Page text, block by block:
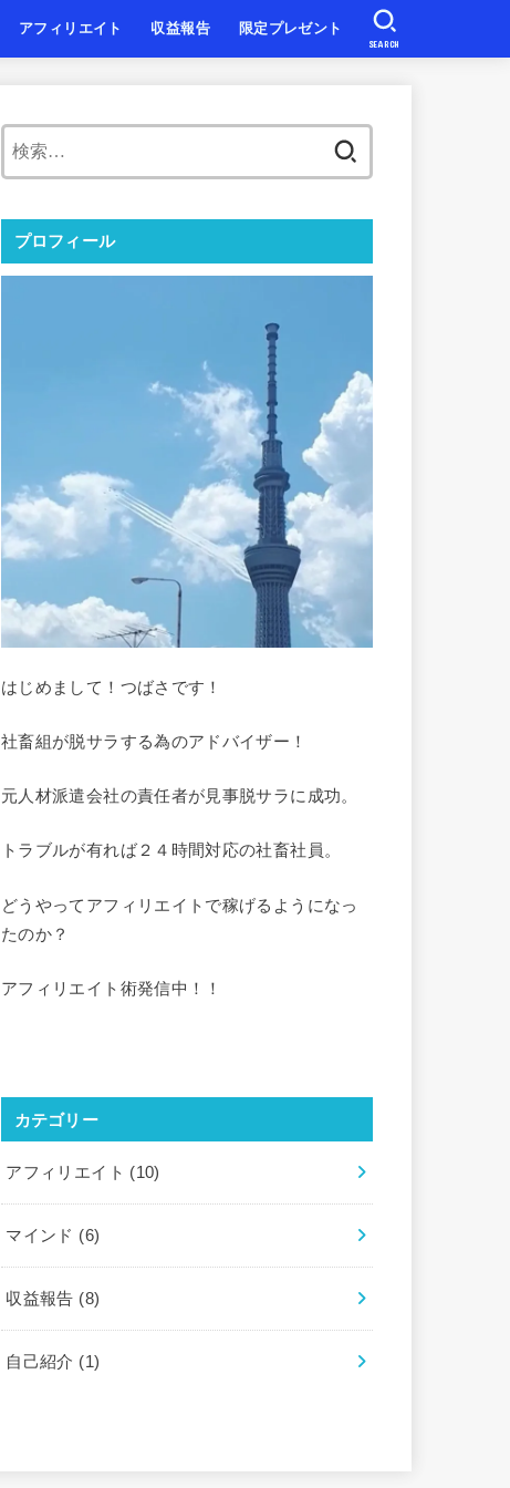
アフィリエイト 収益報告 限定プレゼント
SEARCH
プロフィール
はじめまして！つばさです！
社畜組が脱サラする為のアドバイザー！
元人材派遣会社の責任者が見事脱サラに成功。
トラブルが有れば２４時間対応の社畜社員。
どうやってアフィリエイトで稼げるようになっ
たのか？
アフィリエイト術発信中！！
カテゴリー
アフィリエイト (10)
マインド (6)
収益報告 (8)
自己紹介 (1)